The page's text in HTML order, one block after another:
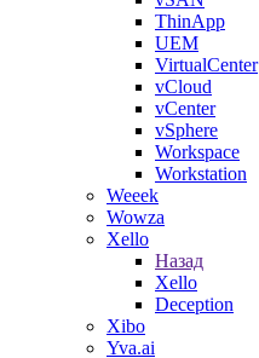
ThinApp
UEM
VirtualCenter
vCloud
vCenter
vSphere
Workspace
Workstation
Weeek
Wowza
Xello
Назад
Xello
Deception
Xibo
Yva.ai